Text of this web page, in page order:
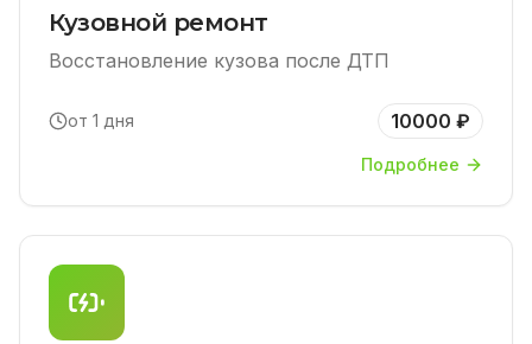
Кузовной ремонт
Восстановление кузова после ДТП
от 1 дня 10000 ₽
Подробнее